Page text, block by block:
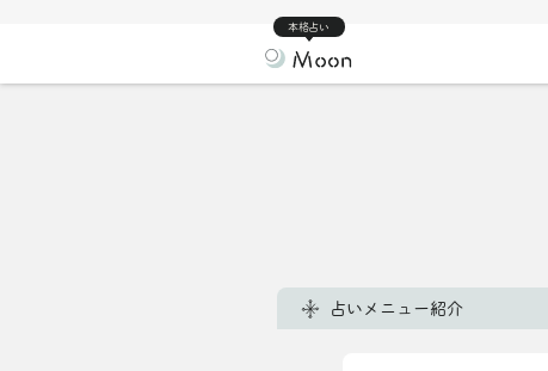
本格占い
占いメニュー紹介